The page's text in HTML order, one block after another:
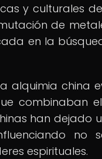
y culturales
de
en la
alquimia china
combinaban
han dejado
no
espirituales.